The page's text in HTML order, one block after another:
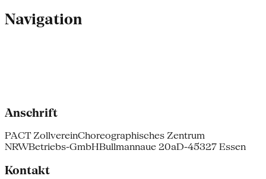
Navigation
Anschrift
PACT ZollvereinChoreographisches Zentrum
NRWBetriebs-GmbHBullmannaue 20aD-45327 Essen
Kontakt